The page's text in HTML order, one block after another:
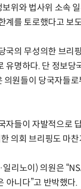
위와 법사위 소속
계를 토로했다고 보
국의 무성의한 브리
유명하다. 단 정보
의원들이 당국자
자들이 자발적으로
의회 브리핑도 마찬
리노이) 의원은
아니다”고 반박했다.